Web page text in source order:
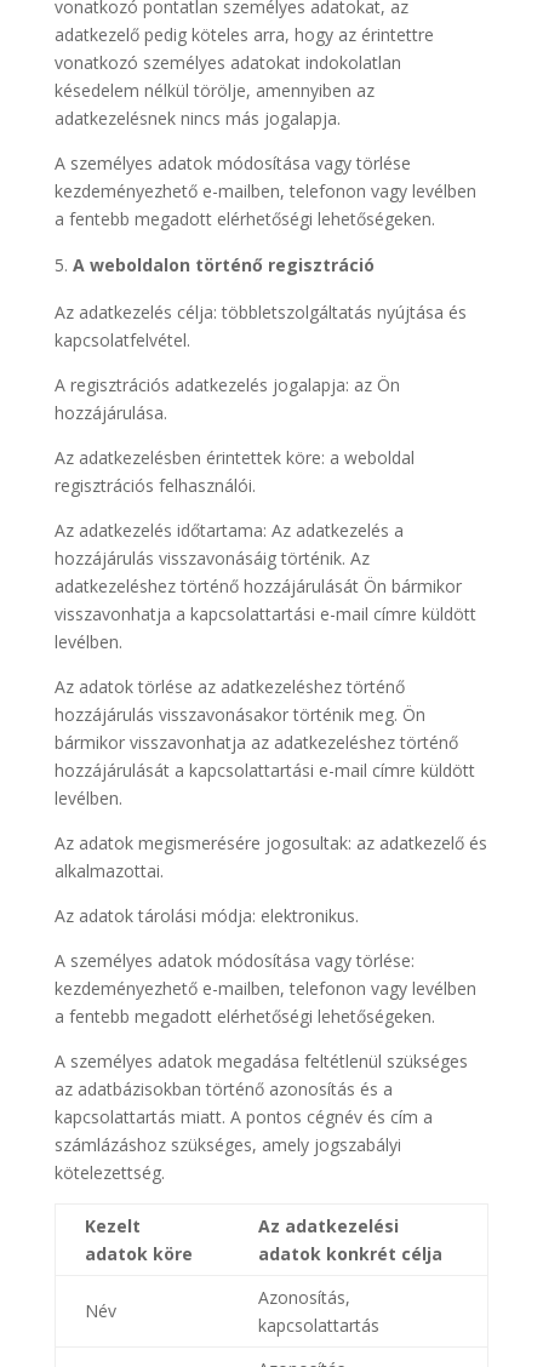
vonatkozó pontatlan személyes adatokat, az
adatkezelő pedig köteles arra, hogy az érintettre
vonatkozó személyes adatokat indokolatlan
késedelem nélkül törölje, amennyiben az
adatkezelésnek nincs más jogalapja.
A személyes adatok módosítása vagy törlése
kezdeményezhető e-mailben, telefonon vagy levélben
a fentebb megadott elérhetőségi lehetőségeken.
A weboldalon történő regisztráció
Az adatkezelés célja: többletszolgáltatás nyújtása és
kapcsolatfelvétel.
A regisztrációs adatkezelés jogalapja: az Ön
hozzájárulása.
Az adatkezelésben érintettek köre: a weboldal
regisztrációs felhasználói.
Az adatkezelés időtartama: Az adatkezelés a
hozzájárulás visszavonásáig történik. Az
adatkezeléshez történő hozzájárulását Ön bármikor
visszavonhatja a kapcsolattartási e-mail címre küldött
levélben.
Az adatok törlése az adatkezeléshez történő
hozzájárulás visszavonásakor történik meg. Ön
bármikor visszavonhatja az adatkezeléshez történő
hozzájárulását a kapcsolattartási e-mail címre küldött
levélben.
Az adatok megismerésére jogosultak: az adatkezelő és
alkalmazottai.
Az adatok tárolási módja: elektronikus.
A személyes adatok módosítása vagy törlése:
kezdeményezhető e-mailben, telefonon vagy levélben
a fentebb megadott elérhetőségi lehetőségeken.
A személyes adatok megadása feltétlenül szükséges
az adatbázisokban történő azonosítás és a
kapcsolattartás miatt. A pontos cégnév és cím a
számlázáshoz szükséges, amely jogszabályi
kötelezettség.
Kezelt
adatok köre
Az adatkezelési
adatok konkrét célja
Név
Azonosítás,
kapcsolattartás